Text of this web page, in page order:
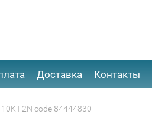
Доставка Контакты
2N code 84444830